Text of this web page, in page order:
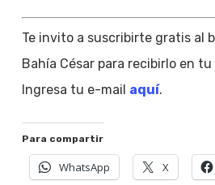
Te invito a suscribirte gratis al
Bahía César para recibirlo en
Ingresa tu e-mail aquí.
Para compartir
WhatsApp X